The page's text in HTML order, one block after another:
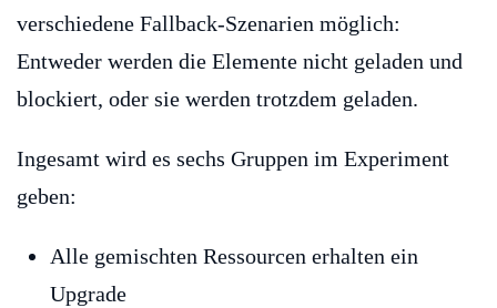
verschiedene Fallback-Szenarien möglich:
Entweder werden die Elemente nicht geladen und
blockiert, oder sie werden trotzdem geladen.
Ingesamt wird es sechs Gruppen im Experiment
geben:
Alle gemischten Ressourcen erhalten ein
Upgrade